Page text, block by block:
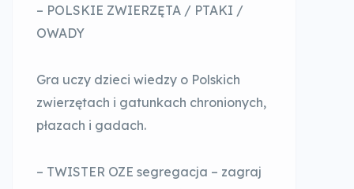
– POLSKIE ZWIERZĘTA / PTAKI /
OWADY
Gra uczy dzieci wiedzy o Polskich
zwierzętach i gatunkach chronionych,
płazach i gadach.
– TWISTER OZE segregacja – zagraj